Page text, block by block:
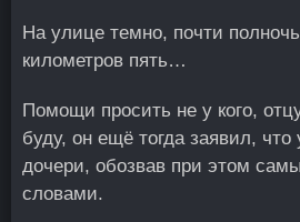
На улице темно, почти
километров пять…
Помощи просить не у кого,
буду, он ещё тогда заявил, что
дочери, обозвав при этом
словами.